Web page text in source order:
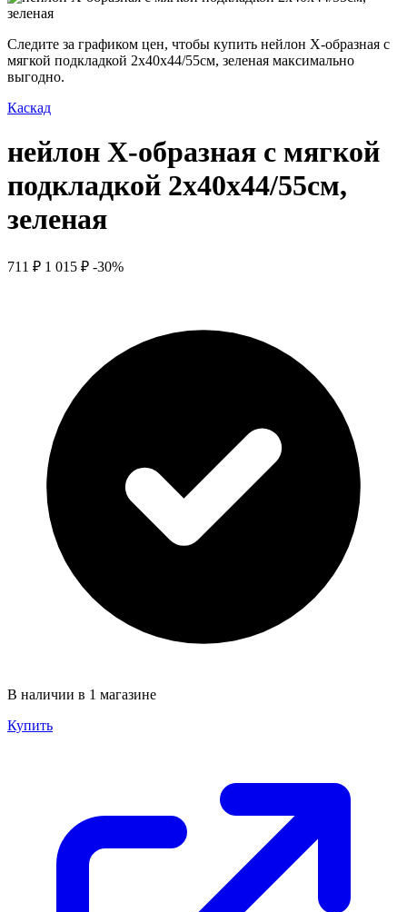
Следите за графиком цен, чтобы купить нейлон Х-образная с
мягкой подкладкой 2х40х44/55см, зеленая максимально
выгодно.
Каскад
нейлон Х-образная с мягкой
подкладкой 2х40х44/55см,
зеленая
711 ₽ 1 015 ₽ -30%
В наличии в 1 магазине
Купить